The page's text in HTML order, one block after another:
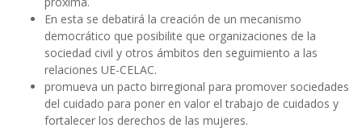
En esta se debatirá la creación de un mecanismo
democrático que posibilite que organizaciones de la
sociedad civil y otros ámbitos den seguimiento a las
relaciones UE-CELAC.
promueva un pacto birregional para promover sociedades
del cuidado para poner en valor el trabajo de cuidados y
fortalecer los derechos de las mujeres.